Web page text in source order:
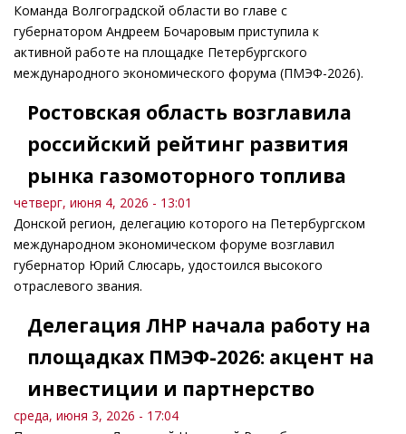
Команда Волгоградской области во главе с
губернатором Андреем Бочаровым приступила к
активной работе на площадке Петербургского
международного экономического форума (ПМЭФ-2026).
Ростовская область возглавила
российский рейтинг развития
рынка газомоторного топлива
четверг, июня 4, 2026 - 13:01
Донской регион, делегацию которого на Петербургском
международном экономическом форуме возглавил
губернатор Юрий Слюсарь, удостоился высокого
отраслевого звания.
Делегация ЛНР начала работу на
площадках ПМЭФ-2026: акцент на
инвестиции и партнерство
среда, июня 3, 2026 - 17:04